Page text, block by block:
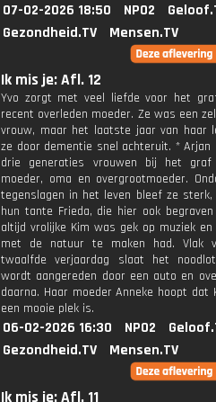
07-02-2026 18:50 NPO2
Gezondheid.TV
Mensen.TV
Ik mis je: Afl. 12
Yvo zorgt met veel liefde voor het
recent overleden moeder. Ze was een
vrouw, maar het laatste jaar van haar
ze door dementie snel achteruit. * Arjan
drie generaties vrouwen bij het
moeder, oma en overgrootmoeder.
tegenslagen in het leven bleef ze
hun tante Frieda, die hier ook
altijd vrolijke Kim was gek op muziek
met de natuur te maken had. Vlak
twaalfde verjaardag slaat het
wordt aangereden door een auto en
daarna. Haar moeder Anneke hoopt dat
een mooie plek is.
06-02-2026 16:30 NPO2
Gezondheid.TV
Mensen.TV
Ik mis je: Afl. 11